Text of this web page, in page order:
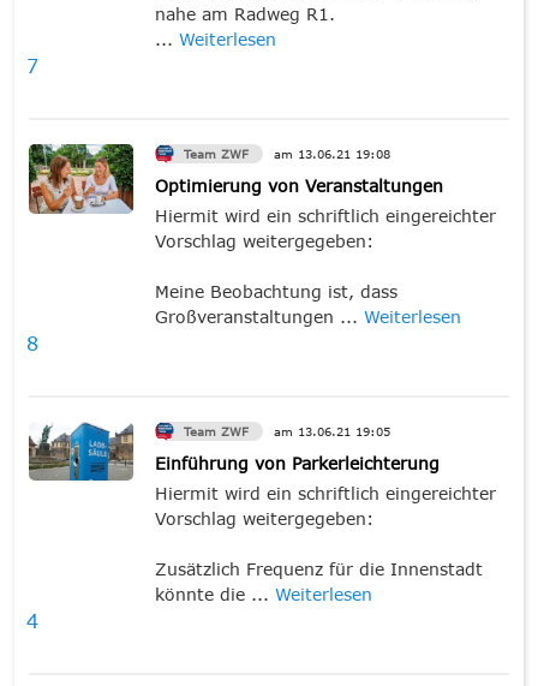
nahe am Radweg R1.
... Weiterlesen
7
Team ZWF am 13.06.21 19:08
Optimierung von Veranstaltungen
Hiermit wird ein schriftlich eingereichter
Vorschlag weitergegeben:
Meine Beobachtung ist, dass
Großveranstaltungen ... Weiterlesen
8
Team ZWF am 13.06.21 19:05
Einführung von Parkerleichterung
Hiermit wird ein schriftlich eingereichter
Vorschlag weitergegeben:
Zusätzlich Frequenz für die Innenstadt
könnte die ... Weiterlesen
4